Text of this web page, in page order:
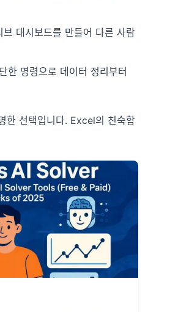
대시보드를 만들어 다른 사람
한 명령으로 데이터 정리부터
한 선택입니다. Excel의 친숙함